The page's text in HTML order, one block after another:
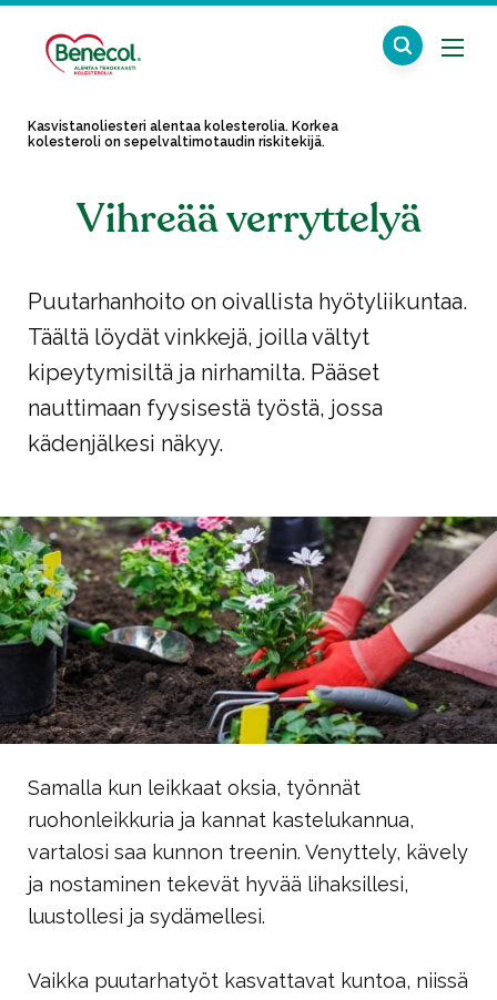
Kasvistanoliesteri alentaa kolesterolia. Korkea
kolesteroli on sepelvaltimotaudin riskitekijä.
Vihreää verryttelyä
Puutarhanhoito on oivallista hyötyliikuntaa.
Täältä löydät vinkkejä, joilla vältyt
kipeytymisiltä ja nirhamilta. Pääset
nauttimaan fyysisestä työstä, jossa
kädenjälkesi näkyy.
Samalla kun leikkaat oksia, työnnät
ruohonleikkuria ja kannat kastelukannua,
vartalosi saa kunnon treenin. Venyttely, kävely
ja nostaminen tekevät hyvää lihaksillesi,
luustollesi ja sydämellesi.
Vaikka puutarhatyöt kasvattavat kuntoa, niissä